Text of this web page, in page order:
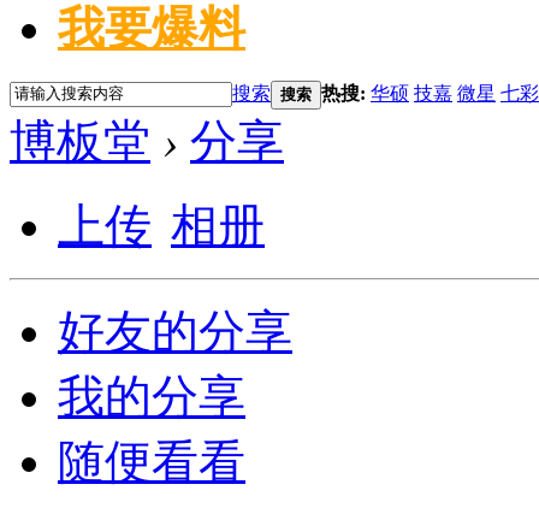
我要爆料
搜索 搜索 热搜: 华硕 技嘉 微星 七
博板堂 › 分享
上传 相册
好友的分享
我的分享
随便看看